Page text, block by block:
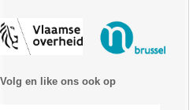
Volg en like ons ook op